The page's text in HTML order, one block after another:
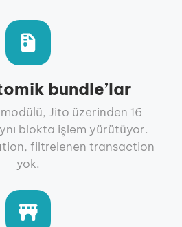
bundle’lar
Jito üzerinden 16
blokta işlem yürütüyor.
filtrelenen transaction
yok.